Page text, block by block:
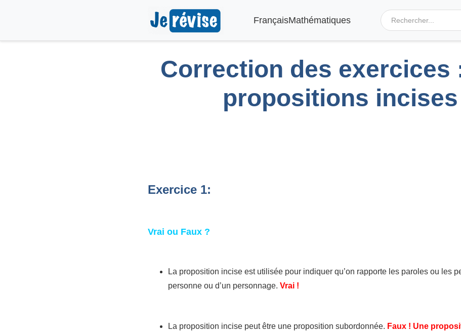
FrançaisMathématiques
Correction des exercices
propositions incises
Exercice 1:
Vrai ou Faux ?
La proposition incise est utilisée pour indiquer qu’on rapporte les paroles ou les
personne ou d’un personnage. Vrai !
La proposition incise peut être une proposition subordonnée. Faux ! Une